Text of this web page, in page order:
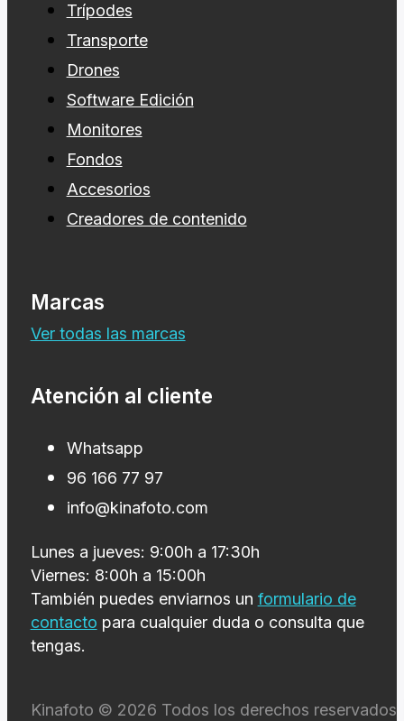
Trípodes
Transporte
Drones
Software Edición
Monitores
Fondos
Accesorios
Creadores de contenido
Marcas
Ver todas las marcas
Atención al cliente
Whatsapp
96 166 77 97
info@kinafoto.com
Lunes a jueves: 9:00h a 17:30h
Viernes: 8:00h a 15:00h
También puedes enviarnos un formulario de
contacto para cualquier duda o consulta que
tengas.
Kinafoto © 2026 Todos los derechos reservados